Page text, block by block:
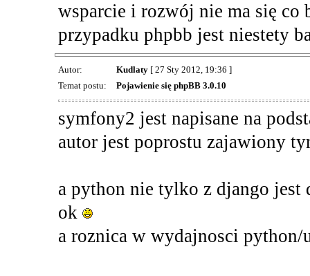
wsparcie i rozwój nie ma się co
przypadku phpbb jest niestety
Autor: Kudlaty[ 27 Sty 2012, 19:36 ]
Temat postu:
Pojawienie się phpBB 3.0.10
symfony2 jest napisane na
autor jest poprostu zajawiony
a python nie tylko z django jest
ok
a roznica w wydajnosci